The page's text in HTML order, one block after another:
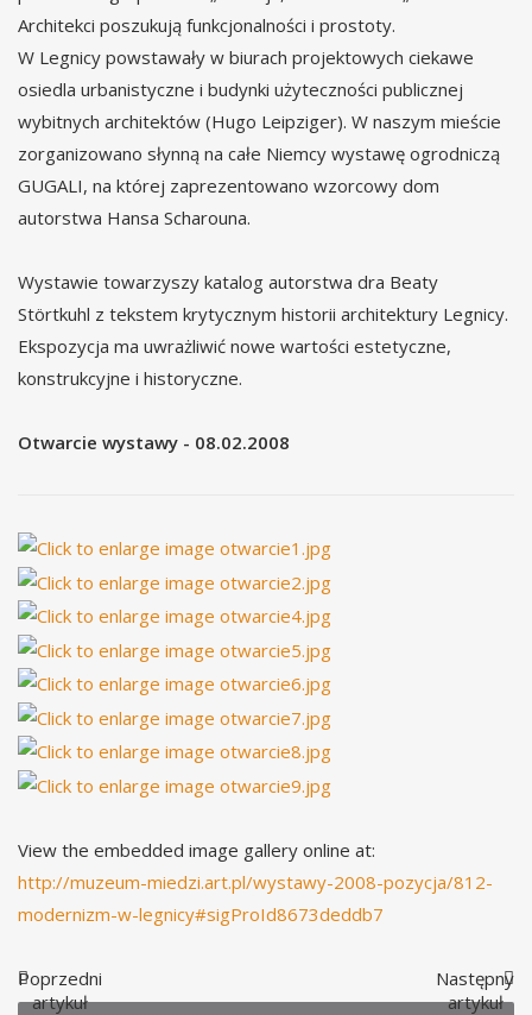
Architekci poszukują funkcjonalności i prostoty.
W Legnicy powstawały w biurach projektowych ciekawe
osiedla urbanistyczne i budynki użyteczności publicznej
wybitnych architektów (Hugo Leipziger). W naszym mieście
zorganizowano słynną na całe Niemcy wystawę ogrodniczą
GUGALI, na której zaprezentowano wzorcowy dom
autorstwa Hansa Scharouna.
Wystawie towarzyszy katalog autorstwa dra Beaty
Störtkuhl z tekstem krytycznym historii architektury Legnicy.
Ekspozycja ma uwrażliwić nowe wartości estetyczne,
konstrukcyjne i historyczne.
Otwarcie wystawy - 08.02.2008
View the embedded image gallery online at:
http://muzeum-miedzi.art.pl/wystawy-2008-pozycja/812-
modernizm-w-legnicy#sigProId8673deddb7
Poprzedni
artykuł
Następny
artykuł